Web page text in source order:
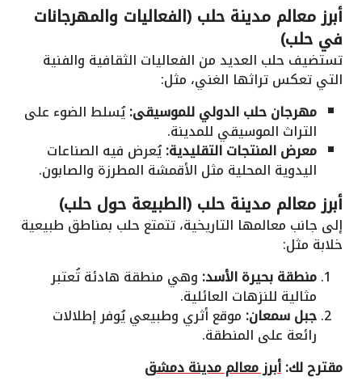
أبرز معالم مدينة حلب (الفعاليات والمهرجانات
في حلب)
تستضيف حلب العديد من الفعاليات الثقافية والفنية
التي تعكس تراثها الغني، مثل:
مهرجان حلب الدولي للموسيقى:يُسلط الضوء على
التراث الموسيقي للمدينة.
معرض المنتجات التقليدية:يُعرض فيه الصناعات
اليدوية المحلية مثل الأقمشة المطرزة والصابون.
أبرز معالم مدينة حلب (الطبيعة حول حلب)
إلى جانب معالمها التاريخية، تتمتع حلب بمناطق طبيعية
خلابة مثل:
منطقة بحيرة الأسد: وهي منطقة هادئة تُعتبر
مثالية للنزهات العائلية.
جبل سمعان: موقع أثري وطبيعي يُوفر إطلالات
رائعة على المنطقة.
مقترح لك:أبرز معالم مدينة دمشق